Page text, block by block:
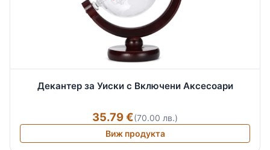
Декантер за Уиски с Включени Аксесоари
35.79 €(70.00 лв.)
Виж продукта